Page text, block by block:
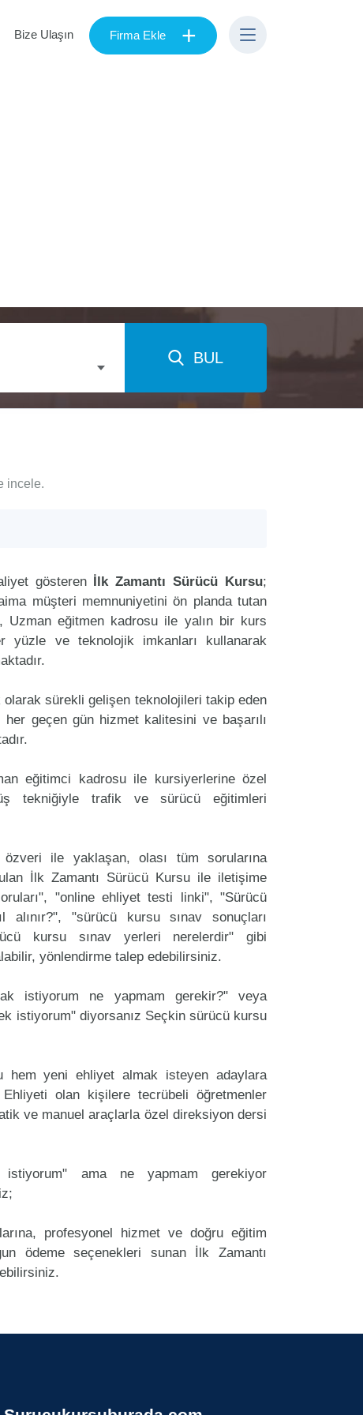
Bize Ulaşın Firma Ekle +
BUL
incele.
gösteren İlk Zamantı Sürücü Kursu;
müşteri memnuniyetini ön planda tutan
Uzman eğitmen kadrosu ile yalın bir kurs
yüzle ve teknolojik imkanları kullanarak
sürekli gelişen teknolojileri takip eden
her geçen gün hizmet kalitesini ve başarılı
eğitimci kadrosu ile kursiyerlerine özel
tekniğiyle trafik ve sürücü eğitimleri
özveri ile yaklaşan, olası tüm sorularına
İlk Zamantı Sürücü Kursu ile iletişime
"online ehliyet testi linki", "Sürücü
alınır?", "sürücü kursu sınav sonuçları
kursu sınav yerleri nerelerdir" gibi
yönlendirme talep edebilirsiniz.
istiyorum ne yapmam gerekir?" veya
istiyorum" diyorsanız Seçkin sürücü kursu
hem yeni ehliyet almak isteyen adaylara
olan kişilere tecrübeli öğretmenler
ve manuel araçlarla özel direksiyon dersi
ama ne yapmam gerekiyor
profesyonel hizmet ve doğru eğitim
ödeme seçenekleri sunan İlk Zamantı